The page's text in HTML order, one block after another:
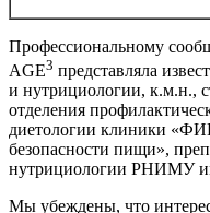
Профессиональному
AGE3 представляла
и нутрициологии, к.м.н.,
отделения
диетологии клиники
безопасности пищи»,
нутрициологии РНИМУ
Мы убеждены, что